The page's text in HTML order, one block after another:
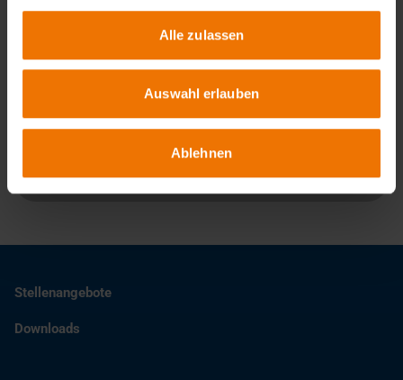
Alle zulassen
Auswahl erlauben
Ablehnen
Termine & Anmeldung
stockmann@slv-hannover.de
Stellenangebote
Downloads